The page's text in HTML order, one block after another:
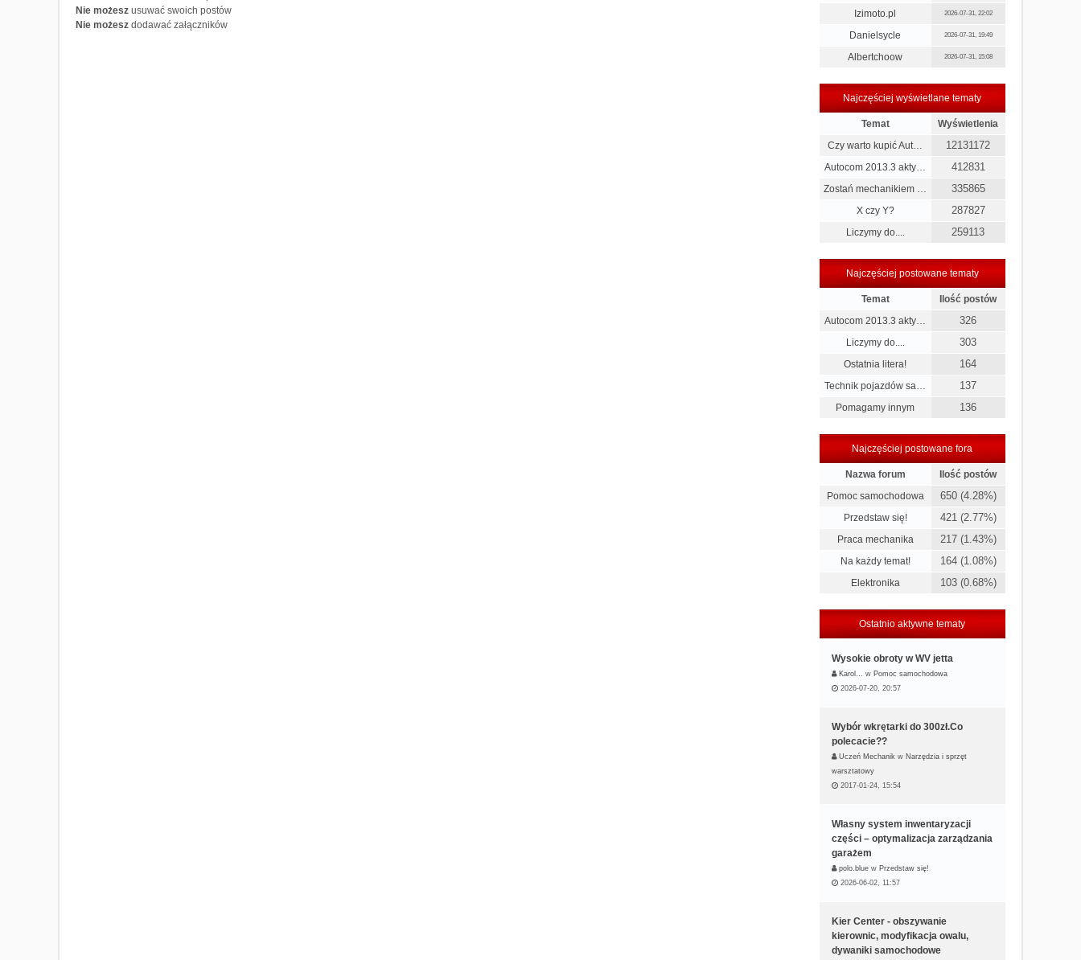
Nie możesz usuwać swoich postów
Nie możesz dodawać załączników
Izimoto.pl 2026-07-31, 22:02
Danielsycle 2026-07-31, 19:49
Albertchoow 2026-07-31, 15:08
Najczęściej wyświetlane tematy
Temat
Wyświetlenia
Czy warto kupić Aut…
12131172
Autocom 2013.3 akty… 412831
Zostań mechanikiem … 335865
X czy Y? 287827
Liczymy do.... 259113
Najczęściej postowane tematy
Temat
Ilość postów
Autocom 2013.3 akty…
326
Liczymy do.... 303
Ostatnia litera! 164
Technik pojazdów sa… 137
Pomagamy innym 136
Najczęściej postowane fora
Nazwa forum
Ilość postów
Pomoc samochodowa
650 (4.28%)
Przedstaw się! 421 (2.77%)
Praca mechanika 217 (1.43%)
Na każdy temat! 164 (1.08%)
Elektronika 103 (0.68%)
Ostatnio aktywne tematy
Wysokie obroty w WV jetta
Karol… w Pomoc samochodowa
2026-07-20, 20:57
Wybór wkrętarki do 300zł.Co
polecacie??
Uczeń Mechanik w Narzędzia i sprzęt
warsztatowy
2017-01-24, 15:54
Własny system inwentaryzacji
części – optymalizacja zarządzania
garażem
polo.blue w Przedstaw się!
2026-06-02, 11:57
Kier Center - obszywanie
kierownic, modyfikacja owalu,
dywaniki samochodowe